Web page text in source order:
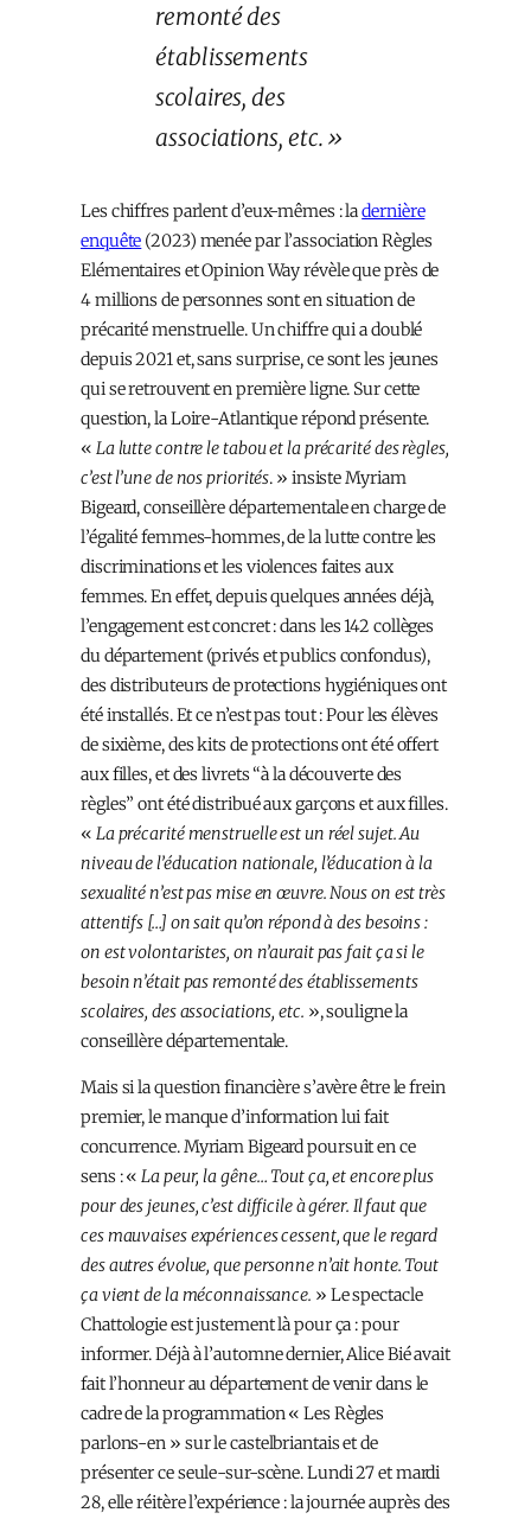
remonté des
établissements
scolaires, des
associations, etc. »
Les chiffres parlent d’eux-mêmes : ladernière
enquête (2023) menée par l’association Règles
Elémentaires et Opinion Way révèle que près de
4 millions de personnes sont en situation de
précarité menstruelle. Un chiffre qui a doublé
depuis 2021 et, sans surprise, ce sont les jeunes
qui se retrouvent en première ligne. Sur cette
question, la Loire-Atlantique répond présente.
« La lutte contre le tabou et la précarité des règles,
c’est l’une de nos priorités. » insiste Myriam
Bigeard, conseillère départementale en charge de
l’égalité femmes-hommes, de la lutte contre les
discriminations et les violences faites aux
femmes. En effet, depuis quelques années déjà,
l’engagement est concret : dans les 142 collèges
du département (privés et publics confondus),
des distributeurs de protections hygiéniques ont
été installés. Et ce n’est pas tout : Pour les élèves
de sixième, des kits de protections ont été offert
aux filles, et des livrets “à la découverte des
règles” ont été distribué aux garçons et aux filles.
« La précarité menstruelle est un réel sujet. Au
niveau de l’éducation nationale, l’éducation à la
sexualité n’est pas mise en œuvre. Nous on est très
attentifs […] on sait qu’on répond à des besoins :
on est volontaristes, on n’aurait pas fait ça si le
besoin n’était pas remonté des établissements
scolaires, des associations, etc. », souligne la
conseillère départementale.
Mais si la question financière s’avère être le frein
premier, le manque d’information lui fait
concurrence. Myriam Bigeard poursuit en ce
sens : «La peur, la gêne… Tout ça, et encore plus
pour des jeunes, c’est difficile à gérer. Il faut que
ces mauvaises expériences cessent, que le regard
des autres évolue, que personne n’ait honte. Tout
ça vient de la méconnaissance. » Le spectacle
Chattologie est justement là pour ça : pour
informer. Déjà à l’automne dernier, Alice Bié avait
fait l’honneur au département de venir dans le
cadre de la programmation « Les Règles
parlons-en » sur le castelbriantais et de
présenter ce seule-sur-scène. Lundi 27 et mardi
28, elle réitère l’expérience : la journée auprès des